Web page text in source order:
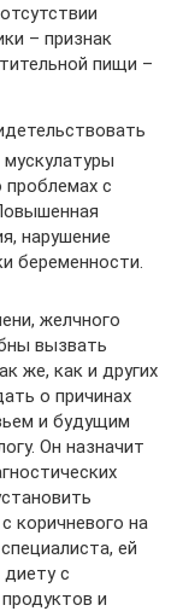
– признак
пищи –
с
нарушение
беременности.
желчного
вызвать
же, как и других
о причинах
и будущим
Он назначит
коричневого на
ей
с
и